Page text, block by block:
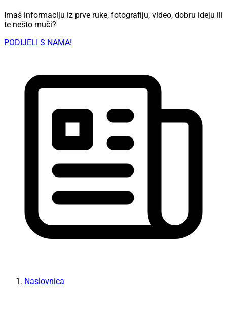
Imaš informaciju iz prve ruke, fotografiju, video, dobru ideju ili
te nešto muči?
PODIJELI S NAMA!
Naslovnica